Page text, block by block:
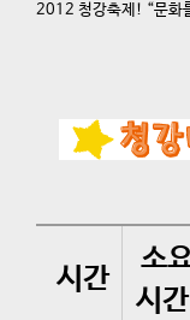
2012 청강축제! “문화
시간
소
시간